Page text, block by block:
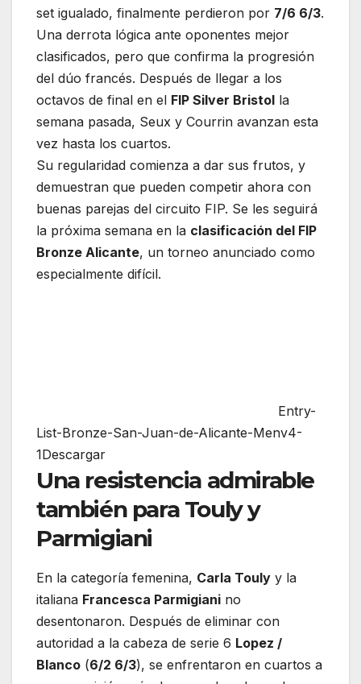
set igualado, finalmente perdieron por 7/6 6/3.
Una derrota lógica ante oponentes mejor
clasificados, pero que confirma la progresión
del dúo francés. Después de llegar a los
octavos de final en el FIP Silver Bristol la
semana pasada, Seux y Courrin avanzan esta
vez hasta los cuartos.
Su regularidad comienza a dar sus frutos, y
demuestran que pueden competir ahora con
buenas parejas del circuito FIP. Se les seguirá
la próxima semana en la clasificación del FIP
Bronze Alicante, un torneo anunciado como
especialmente difícil.
Entry-
List-Bronze-San-Juan-de-Alicante-Menv4-
1Descargar
Una resistencia admirable
también para Touly y
Parmigiani
En la categoría femenina, Carla Touly y la
italiana Francesca Parmigiani no
desentonaron. Después de eliminar con
autoridad a la cabeza de serie 6 Lopez /
Blanco (6/2 6/3), se enfrentaron en cuartos a